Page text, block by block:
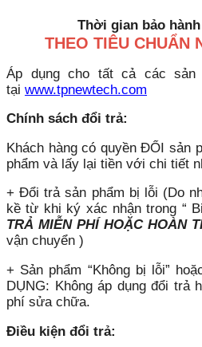
Thời gian bảo hành
THEO TIÊU CHUẨN
Áp dụng cho tất cả các sản
tại www.tpnewtech.com
Chính sách đổi trả:
Khách hàng có quyền ĐỔI sản
phẩm và lấy lại tiền với chi tiết
+ Đổi trả sản phẩm bị lỗi (Do
kề từ khi ký xác nhận trong “
TRẢ MIỄN PHÍ HOẶC HOÀN
vận chuyển )
+ Sản phẩm “Không bị lỗi”
DỤNG: Không áp dụng đổi trả
phí sửa chữa.
Điều kiện đổi trả: